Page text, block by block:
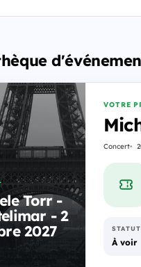
Torr -
- 2
2027
VOTRE
Concert
STATUT
À voir